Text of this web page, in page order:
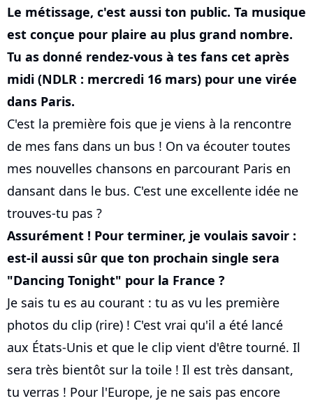
Le métissage, c'est aussi ton public. Ta musique
est conçue pour plaire au plus grand nombre.
Tu as donné rendez-vous à tes fans cet après
midi (NDLR : mercredi 16 mars) pour une virée
dans Paris.
C'est la première fois que je viens à la rencontre
de mes fans dans un bus ! On va écouter toutes
mes nouvelles chansons en parcourant Paris en
dansant dans le bus. C'est une excellente idée ne
trouves-tu pas ?
Assurément ! Pour terminer, je voulais savoir :
est-il aussi sûr que ton prochain single sera
"Dancing Tonight" pour la France ?
Je sais tu es au courant : tu as vu les première
photos du clip (rire) ! C'est vrai qu'il a été lancé
aux États-Unis et que le clip vient d'être tourné. Il
sera très bientôt sur la toile ! Il est très dansant,
tu verras ! Pour l'Europe, je ne sais pas encore